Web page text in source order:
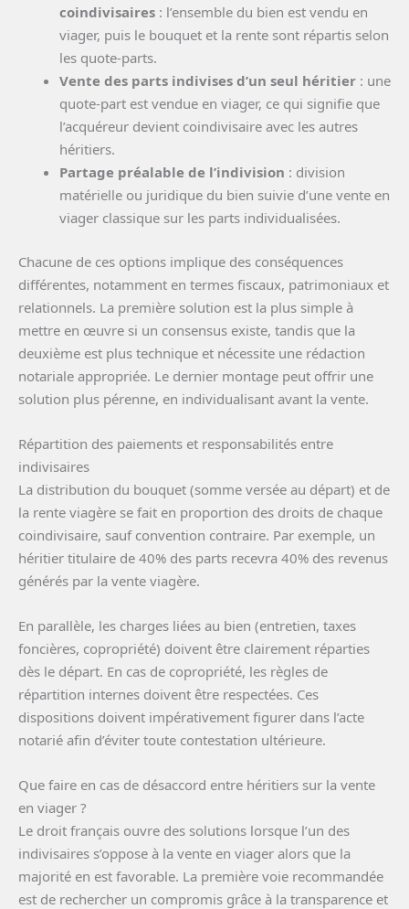
coindivisaires : l’ensemble du bien est vendu en
viager, puis le bouquet et la rente sont répartis selon
les quote-parts.
Vente des parts indivises d’un seul héritier : une
quote-part est vendue en viager, ce qui signifie que
l’acquéreur devient coindivisaire avec les autres
héritiers.
Partage préalable de l’indivision : division
matérielle ou juridique du bien suivie d’une vente en
viager classique sur les parts individualisées.
Chacune de ces options implique des conséquences
différentes, notamment en termes fiscaux, patrimoniaux et
relationnels. La première solution est la plus simple à
mettre en œuvre si un consensus existe, tandis que la
deuxième est plus technique et nécessite une rédaction
notariale appropriée. Le dernier montage peut offrir une
solution plus pérenne, en individualisant avant la vente.
Répartition des paiements et responsabilités entre
indivisaires
La distribution du bouquet (somme versée au départ) et de
la rente viagère se fait en proportion des droits de chaque
coindivisaire, sauf convention contraire. Par exemple, un
héritier titulaire de 40% des parts recevra 40% des revenus
générés par la vente viagère.
En parallèle, les charges liées au bien (entretien, taxes
foncières, copropriété) doivent être clairement réparties
dès le départ. En cas de copropriété, les règles de
répartition internes doivent être respectées. Ces
dispositions doivent impérativement figurer dans l’acte
notarié afin d’éviter toute contestation ultérieure.
Que faire en cas de désaccord entre héritiers sur la vente
en viager ?
Le droit français ouvre des solutions lorsque l’un des
indivisaires s’oppose à la vente en viager alors que la
majorité en est favorable. La première voie recommandée
est de rechercher un compromis grâce à la transparence et